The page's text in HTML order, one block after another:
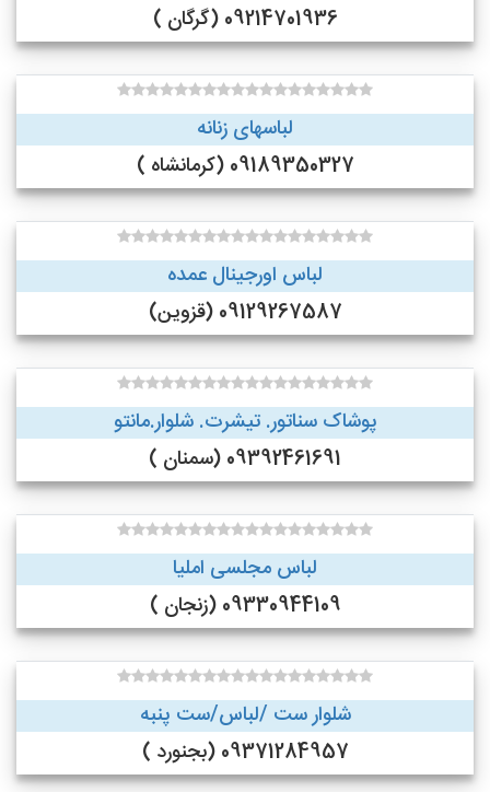
09214701936 (گرگان )
لباسهای زنانه
09189350327 (کرمانشاه )
لباس اورجینال عمده
09129267587 (قزوین)
پوشاک سناتور. تیشرت. شلوار.مانتو
09392461691 (سمنان )
لباس مجلسی املیا
09330944109 (زنجان )
شلوار ست /لباس/ست پنبه
09371284957 (بجنورد )